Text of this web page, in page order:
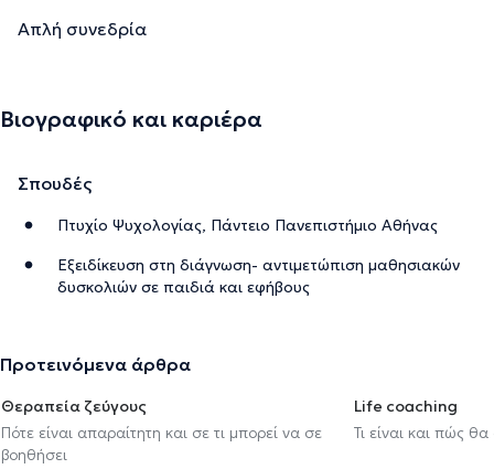
Απλή συνεδρία
Βιογραφικό και καριέρα
Σπουδές
Πτυχίο Ψυχολογίας, Πάντειο Πανεπιστήμιο Αθήνας
Εξειδίκευση στη διάγνωση- αντιμετώπιση μαθησιακών
δυσκολιών σε παιδιά και εφήβους
Προτεινόμενα άρθρα
Θεραπεία ζεύγους
Πότε είναι απαραίτητη και σε τι μπορεί να σε
βοηθήσει
Life coaching
Τι είναι και πώς